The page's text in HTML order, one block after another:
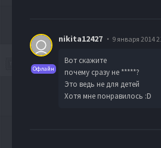
Офлайн
nikita12427 9 января 2014
Вот скажите
почему сразу не *****?
Это ведь не для детей
Хотя мне понравилось :D